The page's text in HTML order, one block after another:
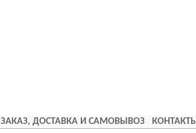
ЗАКАЗ, ДОСТАВКА И САМОВЫВОЗ КОНТАКТЫ